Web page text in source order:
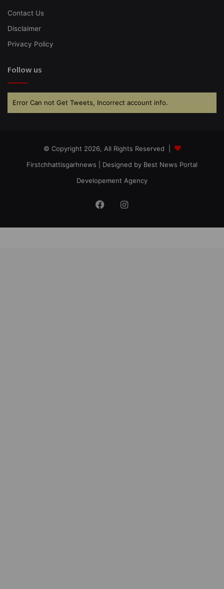
Contact Us
Disclaimer
Privacy Policy
Follow us
Error Can not Get Tweets, Incorrect account info.
© Copyright 2026, All Rights Reserved |
Firstchhattisgarhnews | Designed by Best News Portal
Developement Agency
FacebookInstagram